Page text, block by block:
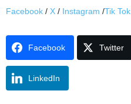
Facebook / X / Instagram /Tik Tok
Facebook Twitter
LinkedIn